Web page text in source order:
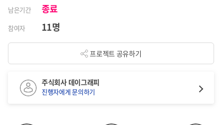
남은기간
종료
참여자 11명
프로젝트 공유하기
주식회사 데이그래피
진행자에게 문의하기